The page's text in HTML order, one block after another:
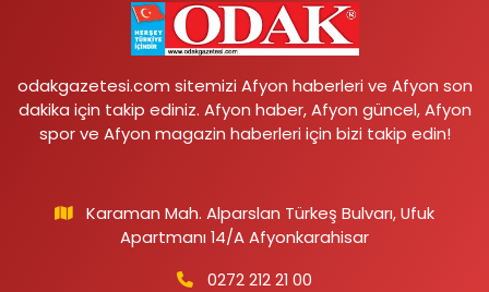
odakgazetesi.com sitemizi Afyon haberleri ve Afyon son
dakika için takip ediniz. Afyon haber, Afyon güncel, Afyon
spor ve Afyon magazin haberleri için bizi takip edin!
Karaman Mah. Alparslan Türkeş Bulvarı, Ufuk
Apartmanı 14/A Afyonkarahisar
0272 212 21 00